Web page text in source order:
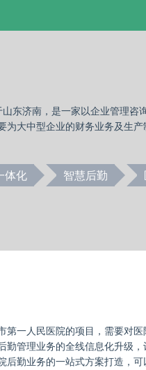
东济南，是一家以企业管理咨
要为大中型企业的财务业
体化 智慧后勤
第一人民医院的项目，需要对
勤管理业务的全线信息化升级
后勤业务的一站式方案打造，